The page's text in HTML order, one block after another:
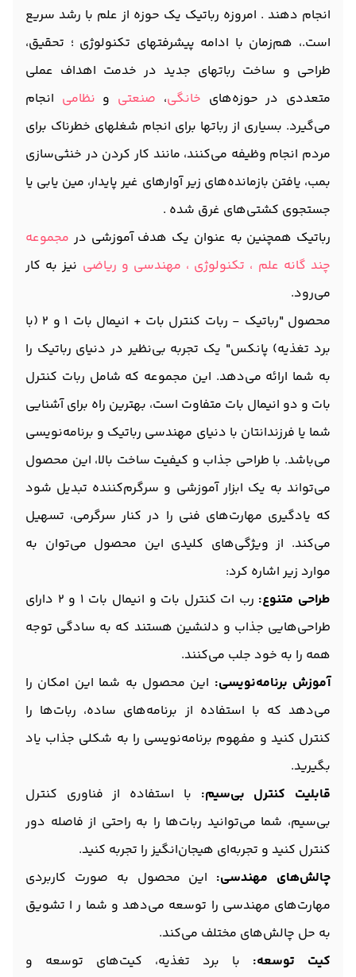
انجام دهند . امروزه رباتیک یک حوزه از علم با رشد سریع
است.، هم‌زمان با ادامه پیشرفتهای تکنولوژی ؛ تحقیق،
طراحی و ساخت رباتهای جدید در خدمت اهداف عملی
متعددی در حوزه‌های خانگی، صنعتی و نظامی انجام
می‌گیرد. بسیاری از رباتها برای انجام شغلهای خطرناک برای
مردم انجام وظیفه می‌کنند، مانند کار کردن در خنثی‌سازی
بمب، یافتن بازمانده‌های زیر آوارهای غیر پایدار، مین یابی یا
جستجوی کشتی‌های غرق شده .
رباتیک همچنین به عنوان یک هدف آموزشی در مجموعه
چند گانه علم ، تکنولوژی ، مهندسی و ریاضی نیز به کار
می‌رود.
محصول "رباتیک - ربات کنترل بات + انیمال بات 1 و 2 (با
برد تغذیه) پانکس" یک تجربه بی‌نظیر در دنیای رباتیک را
به شما ارائه می‌دهد. این مجموعه که شامل ربات کنترل
بات و دو انیمال بات متفاوت است، بهترین راه برای آشنایی
شما یا فرزندانتان با دنیای مهندسی رباتیک و برنامه‌نویسی
می‌باشد. با طراحی جذاب و کیفیت ساخت بالا، این محصول
می‌تواند به یک ابزار آموزشی و سرگرم‌کننده تبدیل شود
که یادگیری مهارت‌های فنی را در کنار سرگرمی، تسهیل
می‌کند. از ویژگی‌های کلیدی این محصول می‌توان به
موارد زیر اشاره کرد:
طراحی متنوع:
رب ات کنترل بات و انیمال بات 1 و 2 دارای
طراحی‌هایی جذاب و دلنشین هستند که به سادگی توجه
همه را به خود جلب می‌کنند.
آموزش برنامه‌نویسی: این محصول به شما این امکان را
می‌دهد که با استفاده از برنامه‌های ساده، ربات‌ها را
کنترل کنید و مفهوم برنامه‌نویسی را به شکلی جذاب یاد
بگیرید.
قابلیت کنترل بی‌سیم: با استفاده از فناوری کنترل
بی‌سیم، شما می‌توانید ربات‌ها را به راحتی از فاصله دور
کنترل کنید و تجربه‌ای هیجان‌انگیز را تجربه کنید.
چالش‌های مهندسی: این محصول به صورت کاربردی
مهارت‌های مهندسی را توسعه می‌دهد و شما ر ا تشویق
به حل چالش‌های مختلف می‌کند.
کیت توسعه: با برد تغذیه، کیت‌های توسعه و